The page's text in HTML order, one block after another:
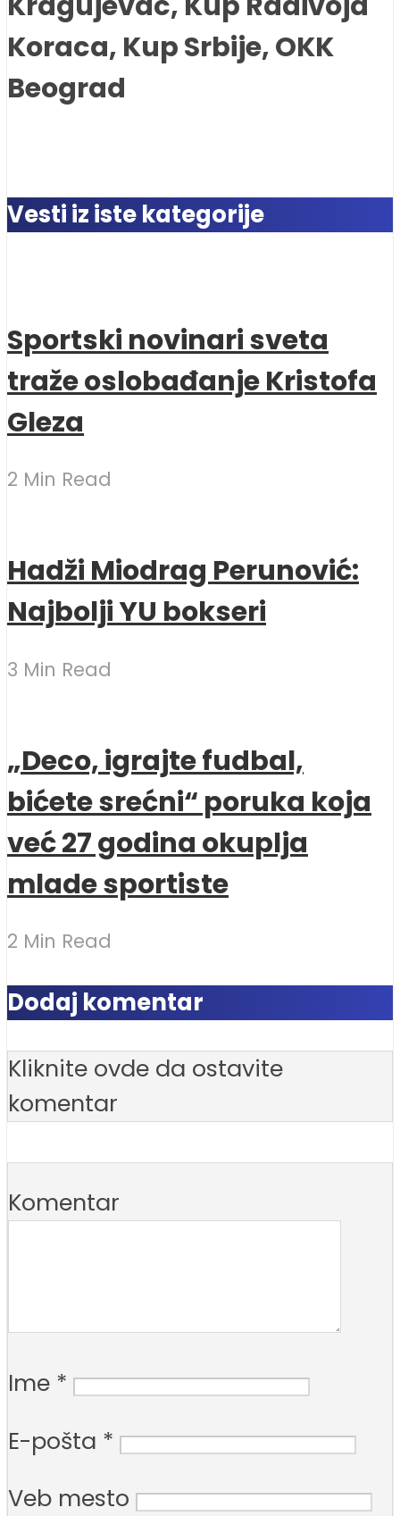
Koraca, Kup Srbije, OKK
Beograd
Vesti iz iste kategorije
Sportski novinari sveta
traže oslobađanje Kristofa
Gleza
2 Min Read
Hadži Miodrag Perunović:
Najbolji YU bokseri
3 Min Read
„Deco, igrajte fudbal,
bićete srećni“ poruka koja
već 27 godina okuplja
mlade sportiste
2 Min Read
Dodaj komentar
Kliknite ovde da ostavite
komentar
Komentar
Ime *
E-pošta *
Veb mesto